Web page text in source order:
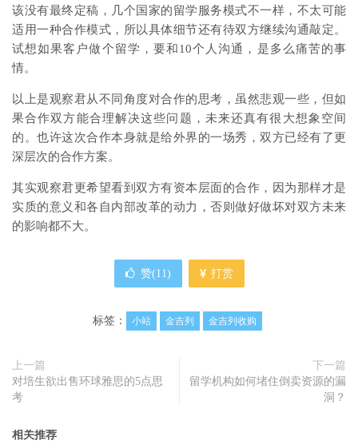
该没有最终定稿，几个国家的留学服务模式不一样，不太可能
适用一种合作模式，所以具体细节还有待双方继续沟通敲定。
试想如果客户做个留学，要和10个人沟通，是多么痛苦的事
情。
以上是观察君从不同角度对合作的思考，虽然悲观一些，但如
果合作双方能合理解决这些问题，未来还真有很大想象空间
的。也许这次合作本身就是给外界的一场秀，双方已经有了更
深层次的合作方案。
其实观察君更希望看到双方有资本层面的合作，因为那样才是
实质的意义和各自内部改革的动力，否则做好做坏对双方未来
的影响都不大。
赞(11) 打赏
标签： 小站 金吉列 金吉列收购
上一篇
对培生欲出售环球雅思的5点思
考
下一篇
留学机构如何堵住倒卖资源的漏
洞？
相关推荐